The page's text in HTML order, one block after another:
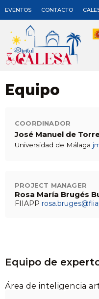
EVENTOS CONTACTO
Equipo
COORDINADOR
José Manuel de
Universidad de Málaga
PROJECT MANAGER
Rosa María Brugés
FIIAPP
Equipo de
Área de inteligencia